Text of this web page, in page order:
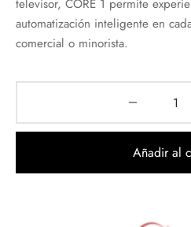
televisor, CORE 1 permite
automatización inteligente en
comercial o minorista.
Añadir al